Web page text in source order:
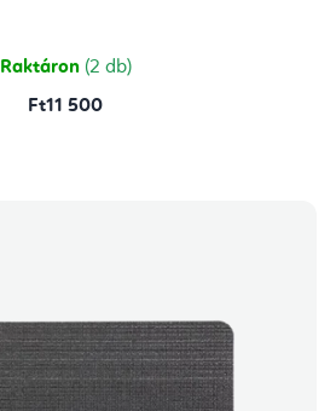
Raktáron (2 db)
Ft11 500